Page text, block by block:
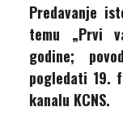
Predavanje
temu „Prvi
godine;
pogledati 19.
kanalu KCNS.